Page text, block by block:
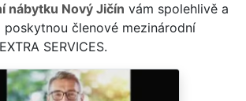
nábytku Nový Jičín vám spolehlivě a
členové mezinárodní
SERVICES.